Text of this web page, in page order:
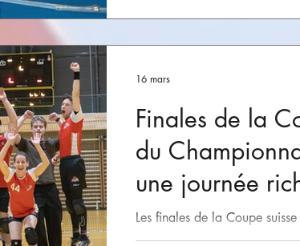
Finales de la
du
une journée
à Fribourg!
Les finales de la Coupe
terminées. Environ 80
16 mars